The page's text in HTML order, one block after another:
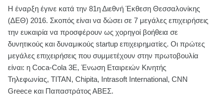
Η έναρξη έγινε κατά την 81η Διεθνή Έκθεση Θεσσαλονίκης
(ΔΕΘ) 2016. Σκοπός είναι να δώσει σε 7 μεγάλες επιχειρήσεις
την ευκαιρία να προσφέρουν ως χορηγοί βοήθεια σε
δυνητικούς και δυναμικούς startup επιχειρηματίες. Οι πρώτες
μεγάλες επιχειρήσεις που συμμετέχουν στην πρωτοβουλία
είναι: η Coca-Cola 3E, Ένωση Εταιρειών Κινητής
Τηλεφωνίας, ΤΙΤΑΝ, Chipita, Intrasoft International, CNN
Greece και Παπαστράτος ΑΒΕΣ.